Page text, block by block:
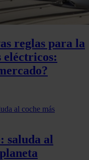
reglas para la
eléctricos:
saluda al